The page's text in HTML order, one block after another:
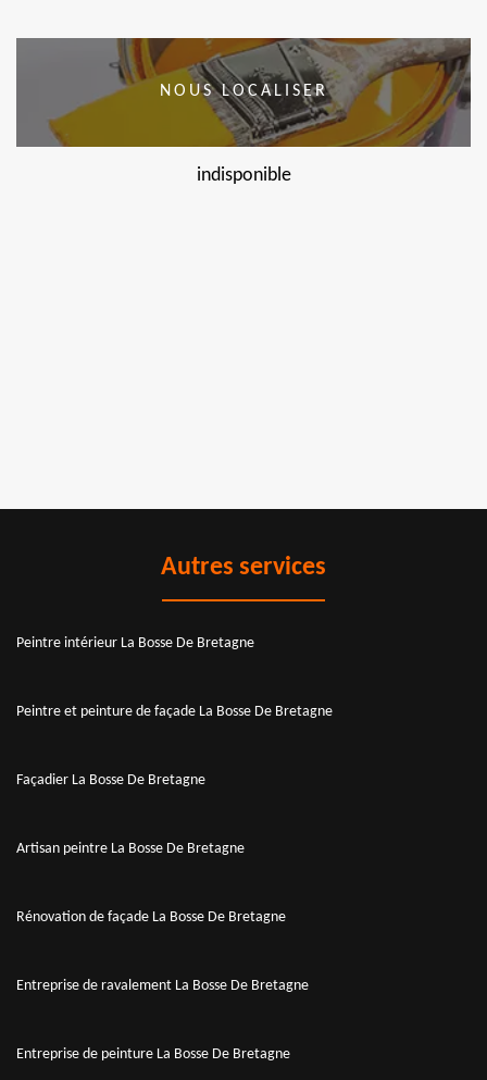
NOUS LOCALISER
indisponible
Autres services
Peintre intérieur La Bosse De Bretagne
Peintre et peinture de façade La Bosse De Bretagne
Façadier La Bosse De Bretagne
Artisan peintre La Bosse De Bretagne
Rénovation de façade La Bosse De Bretagne
Entreprise de ravalement La Bosse De Bretagne
Entreprise de peinture La Bosse De Bretagne